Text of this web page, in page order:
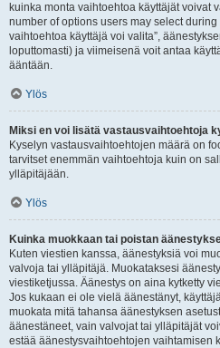
kuinka monta vaihtoehtoa käyttäjät voivat
number of options users may select
vaihtoehtoa käyttäjä voi valita”,
loputtomasti) ja viimeisenä voit antaa
ääntään.
Ylös
Miksi en voi lisätä vastausvaihtoehtoja
Kyselyn vastausvaihtoehtojen määrä on
tarvitset enemmän vaihtoehtoja kuin on
ylläpitäjään.
Ylös
Kuinka muokkaan tai poistan
Kuten viestien kanssa, äänestyksiä voi
valvoja tai ylläpitäjä. Muokataksesi
viestiketjussa. Äänestys on aina kytketty
Jos kukaan ei ole vielä äänestänyt,
muokata mitä tahansa äänestyksen
äänestäneet, vain valvojat tai ylläpitäjät
estää äänestysvaihtoehtojen vaihtamisen